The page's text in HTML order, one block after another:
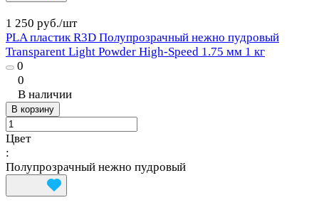
1 250 руб./шт
PLA пластик R3D Полупрозрачный нежно пудровый
Transparent Light Powder High-Speed 1.75 мм 1 кг
0
0
В наличии
В корзину
Цвет
:
Полупрозрачный нежно пудровый